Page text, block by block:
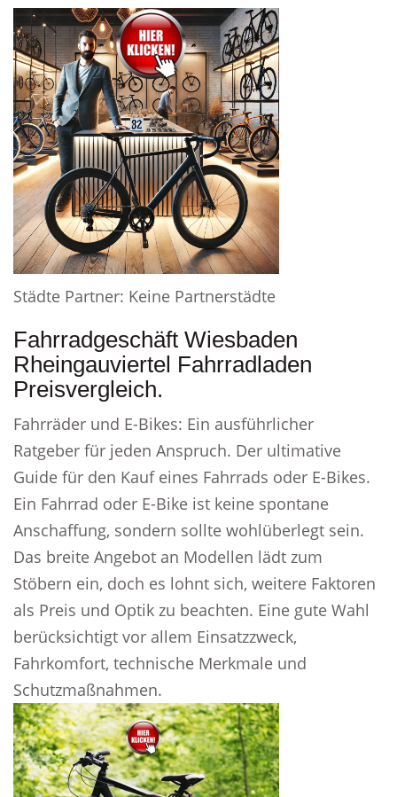
Städte Partner: Keine Partnerstädte
Fahrradgeschäft Wiesbaden
Rheingauviertel Fahrradladen
Preisvergleich.
Fahrräder und E-Bikes: Ein ausführlicher
Ratgeber für jeden Anspruch. Der ultimative
Guide für den Kauf eines Fahrrads oder E-Bikes.
Ein Fahrrad oder E-Bike ist keine spontane
Anschaffung, sondern sollte wohlüberlegt sein.
Das breite Angebot an Modellen lädt zum
Stöbern ein, doch es lohnt sich, weitere Faktoren
als Preis und Optik zu beachten. Eine gute Wahl
berücksichtigt vor allem Einsatzzweck,
Fahrkomfort, technische Merkmale und
Schutzmaßnahmen.